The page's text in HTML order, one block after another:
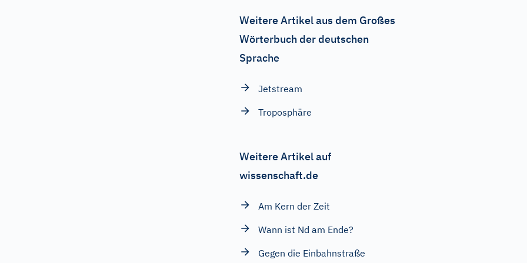
Weitere Artikel aus dem Großes
Wörterbuch der deutschen
Sprache
Jetstream
Troposphäre
Weitere Artikel auf
wissenschaft.de
Am Kern der Zeit
Wann ist Nd am Ende?
Gegen die Einbahnstraße